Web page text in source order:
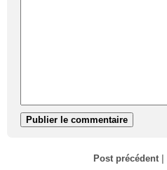
Post précédent |